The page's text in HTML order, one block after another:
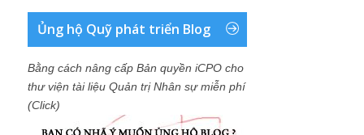
Ủng hộ Quỹ phát triển Blog
Bằng cách nâng cấp Bản quyền iCPO cho
thư viện tài liệu Quản trị Nhân sự miễn phí
(Click)